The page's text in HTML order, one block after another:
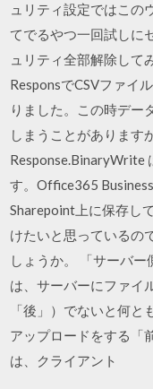
ュリティ設定ではこの
てでるやつ一回試しに
ュリティ全部解除して
ResponsでCSVファイ
りました。この時デー
しまうことがあります
Response.BinaryWrite
す。Office365
Sharepoint上に保存し
けたいと思っているの
しょうか。 「サーバ
は、サーバーにファイ
「後」）でないと何
アップロードをする「
は、クライアント